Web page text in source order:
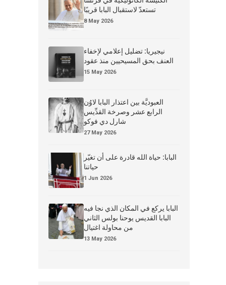
تستعدّ لاستقبال البابا قريبًا
8 May 2026
نيجيريا: تضليل إعلامي لإخفاء
العنف بحق المسيحيين منذ عقود
15 May 2026
العبوديَّة بين اعتذار البابا لاوُن
الرابع عشر وصرخة القدِّيس
شارل دي فوكو
27 May 2026
البابا: حياة الله قادرة على أن تغيّر
حياتنا
1 Jun 2026
البابا يركع في المكان الذي نجا فيه
البابا القديس يوحنا بولس الثاني
من محاولة اغتيال
13 May 2026